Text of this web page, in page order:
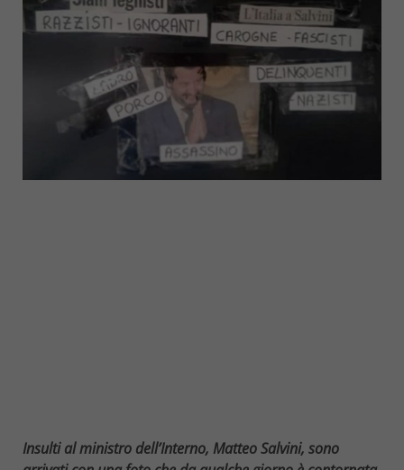
Insulti al ministro dell’Interno, Matteo Salvini, sono